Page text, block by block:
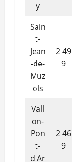
y
Sain
t-
Jean
-de-
Muz
ols
2 49
9
Vall
on-
Pon
t-
d'Ar
2 46
9